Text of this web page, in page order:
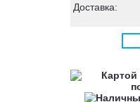
Доставка: